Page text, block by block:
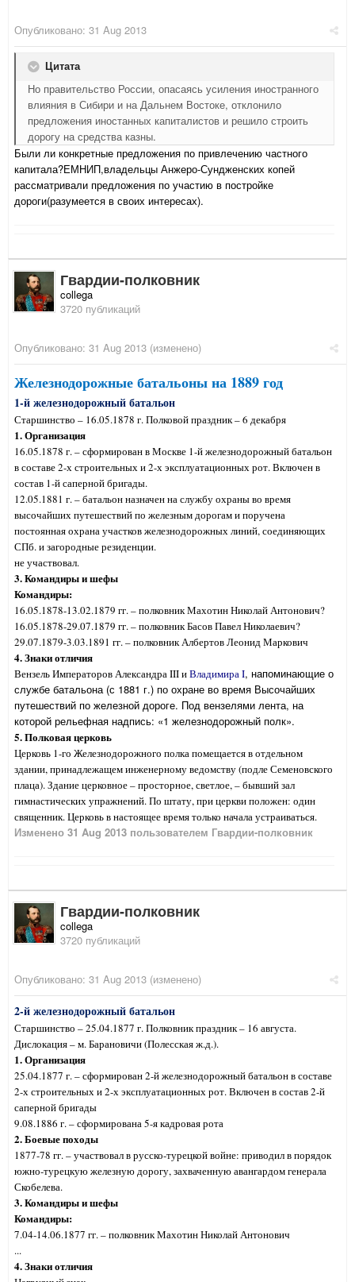
Опубликовано: 31 Aug 2013
Цитата
Но правительство России, опасаясь усиления иностранного
влияния в Сибири и на Дальнем Востоке, отклонило
предложения иностанных капиталистов и решило строить
дорогу на средства казны.
Были ли конкретные предложения по привлечению частного
капитала?ЕМНИП,владельцы Анжеро-Сундженских копей
рассматривали предложения по участию в постройке
дороги(разумеется в своих интересах).
Гвардии-полковник
collega
3720 публикаций
Опубликовано: 31 Aug 2013 (изменено)
Железнодорожные батальоны на 1889 год
1-й железнодорожный батальон
Старшинство – 16.05.1878 г. Полковой праздник – 6 декабря
1. Организация
16.05.1878 г. – сформирован в Москве 1-й железнодорожный батальон
в составе 2-х строительных и 2-х эксплуатационных рот. Включен в
состав 1-й саперной бригады.
12.05.1881 г. – батальон назначен на службу охраны во время
высочайших путешествий по железным дорогам и поручена
постоянная охрана участков железнодорожных линий, соединяющих
СПб. и загородные резиденции.
не участвовал.
3. Командиры и шефы
Командиры:
16.05.1878-13.02.1879 гг. – полковник Махотин Николай Антонович?
16.05.1878-29.07.1879 гг. – полковник Басов Павел Николаевич?
29.07.1879-3.03.1891 гг. – полковник Албертов Леонид Маркович
4. Знаки отличия
Вензель Императоров Александра III иВладимира I, напоминающие о
службе батальона (с 1881 г.) по охране во время Высочайших
путешествий по железной дороге. Под вензелями лента, на
которой рельефная надпись: «1 железнодорожный полк».
5. Полковая церковь
Церковь 1-го Железнодорожного полка помещается в отдельном
здании, принадлежащем инженерному ведомству (подле Семеновского
плаца). Здание церковное – просторное, светлое, – бывший зал
гимнастических упражнений. По штату, при церкви положен: один
священник. Церковь в настоящее время только начала устраиваться.
Изменено 31 Aug 2013 пользователем Гвардии-полковник
Гвардии-полковник
collega
3720 публикаций
Опубликовано: 31 Aug 2013 (изменено)
2-й железнодорожный батальон
Старшинство – 25.04.1877 г. Полковник праздник – 16 августа.
Дислокация – м. Барановичи (Полесская ж.д.).
1. Организация
25.04.1877 г. – сформирован 2-й железнодорожный батальон в составе
2-х строительных и 2-х эксплуатационных рот. Включен в состав 2-й
саперной бригады
9.08.1886 г. – сформирована 5-я кадровая рота
2. Боевые походы
1877-78 гг. – участвовал в русско-турецкой войне: приводил в порядок
южно-турецкую железную дорогу, захваченную авангардом генерала
Скобелева.
3. Командиры и шефы
Командиры:
7.04-14.06.1877 гг. – полковник Махотин Николай Антонович
...
4. Знаки отличия